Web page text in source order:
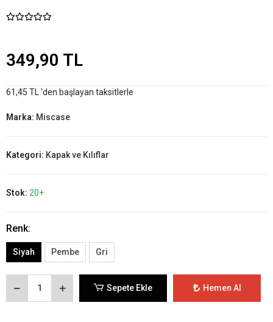
349,90 TL
61,45 TL 'den başlayan taksitlerle
Marka: Miscase
Kategori: Kapak ve Kılıflar
Stok: 20+
Renk:
Siyah Pembe Gri
Sepete Ekle Hemen Al